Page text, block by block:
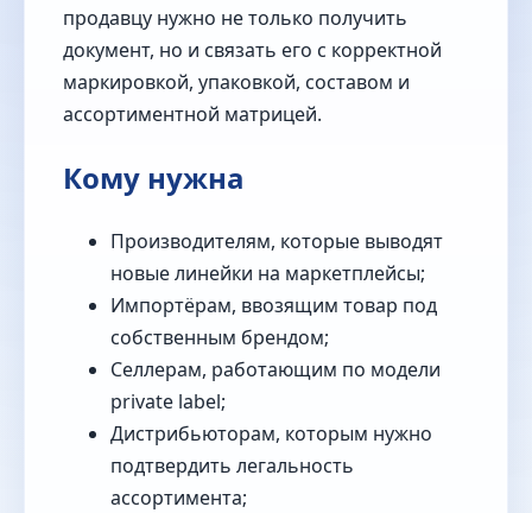
продавцу нужно не только получить
документ, но и связать его с корректной
маркировкой, упаковкой, составом и
ассортиментной матрицей.
Кому нужна
Производителям, которые выводят
новые линейки на маркетплейсы;
Импортёрам, ввозящим товар под
собственным брендом;
Селлерам, работающим по модели
private label;
Дистрибьюторам, которым нужно
подтвердить легальность
ассортимента;